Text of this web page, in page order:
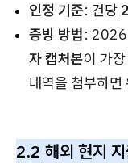
인정 기준: 건당
증빙 방법: 2026
자 캡처본이 가
내역을 첨부하면
2.2 해외 현지